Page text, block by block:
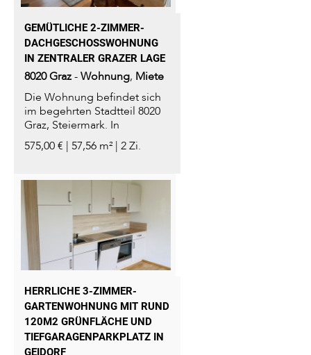
GEMÜTLICHE 2-ZIMMER-
DACHGESCHOSSWOHNUNG I
N ZENTRALER GRAZER LAGE
8020Graz-Wohnung, Miete
Die Wohnung befindet sich
im begehrten Stadtteil 8020
Graz, Steiermark. In
unmittelbarer Nähe...
575,00 € | 57,56 m² | 2 Zi.
HERRLICHE 3-ZIMMER-
GARTENWOHNUNG MIT RUND
120M2 GRÜNFLÄCHE UND
TIEFGARAGENPARKPLATZ IN
GEIDORF